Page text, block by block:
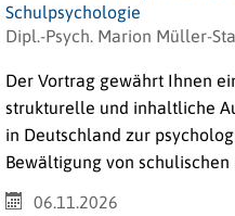
Schulpsychologie
Dipl.-Psych. Marion Müller-
Der Vortrag gewährt Ihnen
strukturelle und inhaltliche
in Deutschland zur
Bewältigung von schulischen
06.11.2026